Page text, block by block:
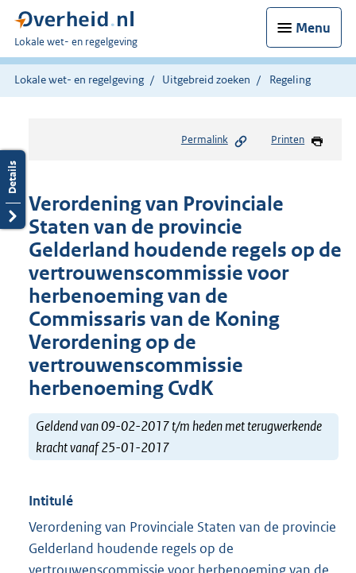
Menu
U
bent
hier:
Lokale wet- en regelgeving
Lokale wet- en regelgeving Uitgebreid zoeken Regeling
Permalink Printen
Verordening van Provinciale
Staten van de provincie
Gelderland houdende regels op de
vertrouwenscommissie voor
herbenoeming van de
Commissaris van de Koning
Verordening op de
vertrouwenscommissie
herbenoeming CvdK
Geldend van 09-02-2017 t/m heden met terugwerkende
kracht vanaf 25-01-2017
Intitulé
Verordening van Provinciale Staten van de provincie
Gelderland houdende regels op de